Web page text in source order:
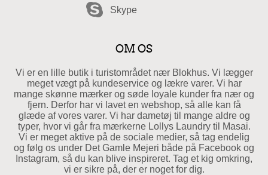
Skype
OM OS
Vi er en lille butik i turistområdet nær Blokhus. Vi lægger
meget vægt på kundeservice og lækre varer. Vi har
mange skønne mærker og søde loyale kunder fra nær og
fjern. Derfor har vi lavet en webshop, så alle kan få
glæde af vores varer. Vi har dametøj til mange aldre og
typer, hvor vi går fra mærkerne Lollys Laundry til Masai.
Vi er meget aktive på de sociale medier, så tag endelig
og følg os under Det Gamle Mejeri både på Facebook og
Instagram, så du kan blive inspireret. Tag et kig omkring,
vi er sikre på, der er noget for dig.